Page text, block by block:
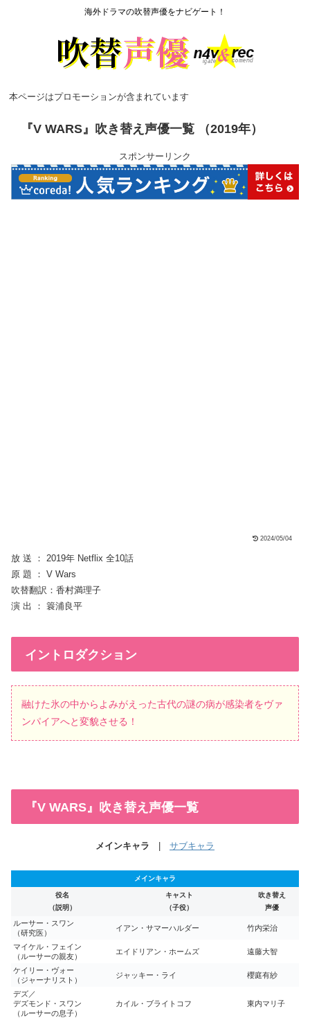
海外ドラマの吹替声優をナビゲート！
本ページはプロモーションが含まれています
『V WARS』吹き替え声優一覧 （2019年）
スポンサーリンク
2024/05/04
放 送 ： 2019年 Netflix 全10話
原 題 ： V Wars
吹替翻訳：香村満理子
演 出 ： 簑浦良平
イントロダクション
融けた氷の中からよみがえった古代の謎の病が感染者をヴァ
ンパイアへと変貌させる！
『V WARS』吹き替え声優一覧
メインキャラ | サブキャラ
メインキャラ
役名
（説明）
キャスト
（子役）
吹き替え
声優
ルーサー・スワン
（研究医）
イアン・サマーハルダー 竹内栄治
マイケル・フェイン
（ルーサーの親友）
エイドリアン・ホームズ 遠藤大智
ケイリー・ヴォー
（ジャーナリスト）
ジャッキー・ライ 櫻庭有紗
デズ／
デズモンド・スワン
（ルーサーの息子）
カイル・ブライトコフ 東内マリ子